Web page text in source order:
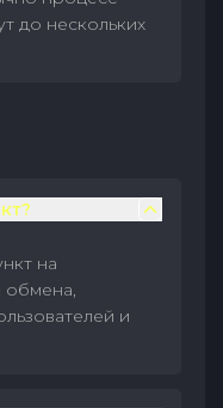
до нескольких
на
обмена,
и